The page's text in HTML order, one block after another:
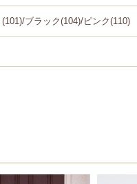
ブラック(104)/ピンク(110)